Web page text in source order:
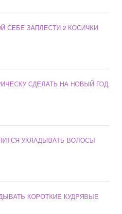
СЕБЕ ЗАПЛЕСТИ 2 КОСИЧКИ
СДЕЛАТЬ НА НОВЫЙ ГОД
УКЛАДЫВАТЬ ВОЛОСЫ
КОРОТКИЕ КУДРЯВЫЕ